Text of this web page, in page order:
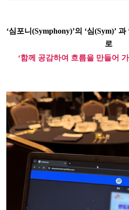
요금제
부가서비스
견적문의
갤러리
전체
기업
‘심포니(Symphony)’의 ‘심(Sym)’
로
‘함께 공감하여 흐름을 만들어